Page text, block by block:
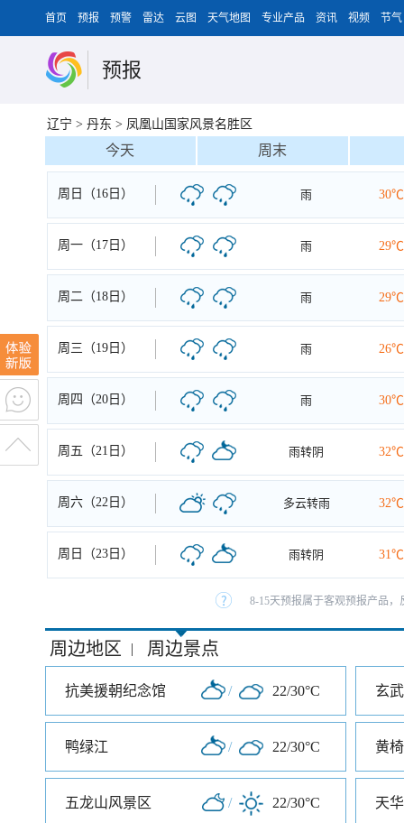
首页 预报 预警 雷达 云图 天气地图 专业产品 资讯 视频 节气
预报
辽宁 > 丹东 > 凤凰山国家风景名胜区
今天 周末
周日（16日） 雨 30℃
周一（17日） 雨 29℃
周二（18日） 雨 29℃
周三（19日） 雨 26℃
周四（20日） 雨 30℃
周五（21日） 雨转阴 32℃
周六（22日） 多云转雨 32℃
周日（23日） 雨转阴 31℃
8-15天预报属于客观预报产品
周边地区 | 周边景点
抗美援朝纪念馆 / 22/30°C 玄
鸭绿江 / 22/30°C 黄
五龙山风景区 / 22/30°C 天